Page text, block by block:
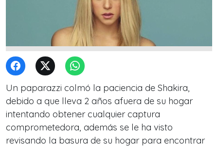
Un paparazzi colmó la paciencia de Shakira,
debido a que lleva 2 años afuera de su hogar
intentando obtener cualquier captura
comprometedora, además se le ha visto
revisando la basura de su hogar para encontrar